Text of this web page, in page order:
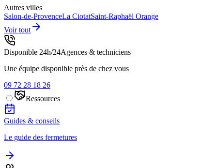
Autres villes
Salon-de-ProvenceLa CiotatSaint-Raphaël Orange
Voir tout
Disponible 24h/24Agences & techniciens
Une équipe disponible près de chez vous
09 72 28 18 26
Ressources
Guides & conseils
Le guide des fermetures